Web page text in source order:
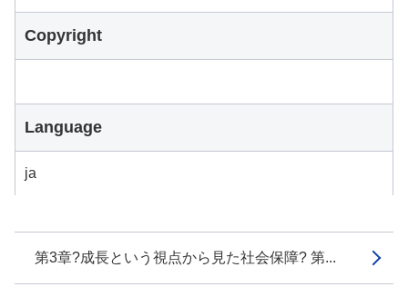
第3章?成長という視点から見た社会保障? 第...
Copyright
Language
ja